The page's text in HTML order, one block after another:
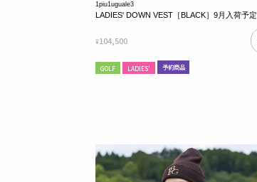
1piu1uguale3
LADIES' DOWN VEST［BLACK］9月入荷予定
¥104,500
GOLF LADIES' 予約商品